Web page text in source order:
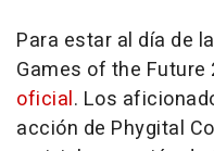
Para estar al día de
Games of the Future
oficial. Los
acción de Phygital